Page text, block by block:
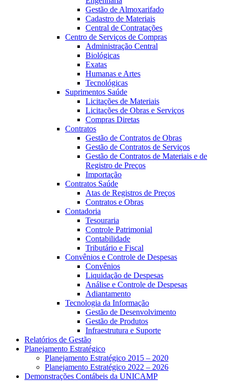
Gestão de Almoxarifado
Cadastro de Materiais
Central de Contratações
Centro de Serviços de Compras
Administração Central
Biológicas
Exatas
Humanas e Artes
Tecnológicas
Suprimentos Saúde
Licitações de Materiais
Licitações de Obras e Serviços
Compras Diretas
Contratos
Gestão de Contratos de Obras
Gestão de Contratos de Serviços
Gestão de Contratos de Materiais e de
Registro de Preços
Importação
Contratos Saúde
Atas de Registros de Preços
Contratos e Obras
Contadoria
Tesouraria
Controle Patrimonial
Contabilidade
Tributário e Fiscal
Convênios e Controle de Despesas
Convênios
Liquidação de Despesas
Análise e Controle de Despesas
Adiantamento
Tecnologia da Informação
Gestão de Desenvolvimento
Gestão de Produtos
Infraestrutura e Suporte
Relatórios de Gestão
Planejamento Estratégico
Planejamento Estratégico 2015 – 2020
Planejamento Estratégico 2022 – 2026
Demonstrações Contábeis da UNICAMP